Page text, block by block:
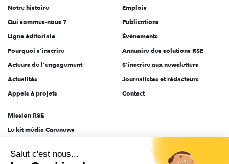
l'engagement
Notre histoire
Qui sommes-nous ?
Ligne éditoriale
Pourquoi s'inscrire
Acteurs de l'engagement
Actualités
Appels à projets
Emplois
Publications
Évènements
Annuaire des solutions RSE
S'inscrire aux newsletters
Journalistes et rédacteurs
Contact
Mission RSE
Le kit média Carenews
AEF info
Salut c'est nous...